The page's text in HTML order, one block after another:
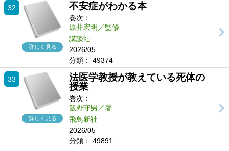
32
詳しく見る
不安症がわかる本
巻次：
原井宏明／監修
講談社
2026/05
分類：
49374
33
詳しく見る
法医学教授が教えている死体の
授業
巻次：
飯野守男／著
飛鳥新社
2026/05
分類：
49891